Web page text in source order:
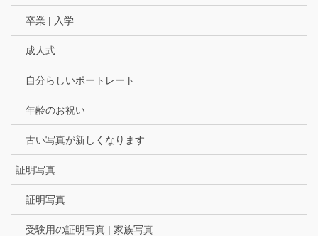
卒業 | 入学
成人式
自分らしいポートレート
年齢のお祝い
古い写真が新しくなります
証明写真
証明写真
受験用の証明写真 | 家族写真